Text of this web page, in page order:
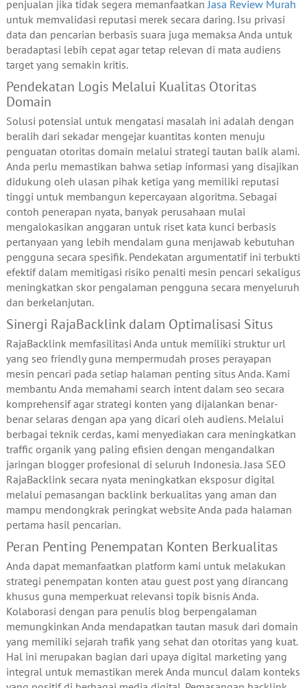
penjualan jika tidak segera memanfaatkanJasa Review Murah
untuk memvalidasi reputasi merek secara daring. Isu privasi
data dan pencarian berbasis suara juga memaksa Anda untuk
beradaptasi lebih cepat agar tetap relevan di mata audiens
target yang semakin kritis.
Pendekatan Logis Melalui Kualitas Otoritas
Domain
Solusi potensial untuk mengatasi masalah ini adalah dengan
beralih dari sekadar mengejar kuantitas konten menuju
penguatan otoritas domain melalui strategi tautan balik alami.
Anda perlu memastikan bahwa setiap informasi yang disajikan
didukung oleh ulasan pihak ketiga yang memiliki reputasi
tinggi untuk membangun kepercayaan algoritma. Sebagai
contoh penerapan nyata, banyak perusahaan mulai
mengalokasikan anggaran untuk riset kata kunci berbasis
pertanyaan yang lebih mendalam guna menjawab kebutuhan
pengguna secara spesifik. Pendekatan argumentatif ini terbukti
efektif dalam memitigasi risiko penalti mesin pencari sekaligus
meningkatkan skor pengalaman pengguna secara menyeluruh
dan berkelanjutan.
Sinergi RajaBacklink dalam Optimalisasi Situs
RajaBacklink memfasilitasi Anda untuk memiliki struktur url
yang seo friendly guna mempermudah proses perayapan
mesin pencari pada setiap halaman penting situs Anda. Kami
membantu Anda memahami search intent dalam seo secara
komprehensif agar strategi konten yang dijalankan benar-
benar selaras dengan apa yang dicari oleh audiens. Melalui
berbagai teknik cerdas, kami menyediakan cara meningkatkan
traffic organik yang paling efisien dengan mengandalkan
jaringan blogger profesional di seluruh Indonesia. Jasa SEO
RajaBacklink secara nyata meningkatkan eksposur digital
melalui pemasangan backlink berkualitas yang aman dan
mampu mendongkrak peringkat website Anda pada halaman
pertama hasil pencarian.
Peran Penting Penempatan Konten Berkualitas
Anda dapat memanfaatkan platform kami untuk melakukan
strategi penempatan konten atau guest post yang dirancang
khusus guna memperkuat relevansi topik bisnis Anda.
Kolaborasi dengan para penulis blog berpengalaman
memungkinkan Anda mendapatkan tautan masuk dari domain
yang memiliki sejarah trafik yang sehat dan otoritas yang kuat.
Hal ini merupakan bagian dari upaya digital marketing yang
integral untuk memastikan merek Anda muncul dalam konteks